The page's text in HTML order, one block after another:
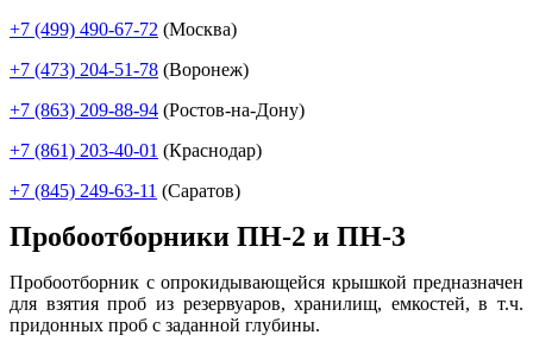
+7 (499) 490-67-72 (Москва)
+7 (473) 204-51-78 (Воронеж)
+7 (863) 209-88-94 (Ростов-на-Дону)
+7 (861) 203-40-01 (Краснодар)
+7 (845) 249-63-11 (Саратов)
Пробоотборники ПН-2 и ПН-3
Пробоотборник с опрокидывающейся крышкой предназначен
для взятия проб из резервуаров, хранилищ, емкостей, в т.ч.
придонных проб с заданной глубины.